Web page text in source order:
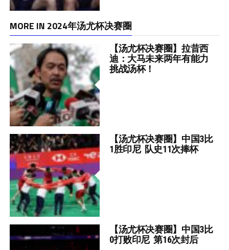
MORE IN 2024年汤尤杯决赛圈
【汤尤杯决赛圈】拉昔西
迪：大马未来两年有能力
挑战汤杯！
【汤尤杯决赛圈】中国3比
1胜印尼 队史11次捧杯
【汤尤杯决赛圈】中国3比
0打败印尼 第16次封后